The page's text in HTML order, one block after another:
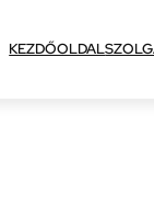
KEZDŐOLDAL